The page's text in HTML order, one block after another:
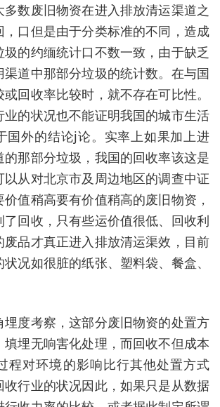
多数废旧物资在进入排放清运渠道之
，口但是由于分类标准的不同，造成
圾的约缅统计口不数一致，由于缺乏
渠道中那部分垃圾的统计数。在与国
回收率比较时，就不存在可比性。
业的状况也不能证明我国的城市生活
国外的结论j论。实率上如果加上进
的那部分垃圾，我国的回收率该这是
从对北京市及周边地区的调查中证
值稍高要有价值稍高的废旧物资，
回收，只有些运价值很低、回收利
废品才真正进入排放清运渠效，目前
况如很脏的纸张、塑料袋、餐盒、
埋度考察，这部分废旧物资的处置方
埋无响害化处理，而回收不但成本
程对环境的影响比行其他处置方式
收行业的状况因此，如果只是从数据